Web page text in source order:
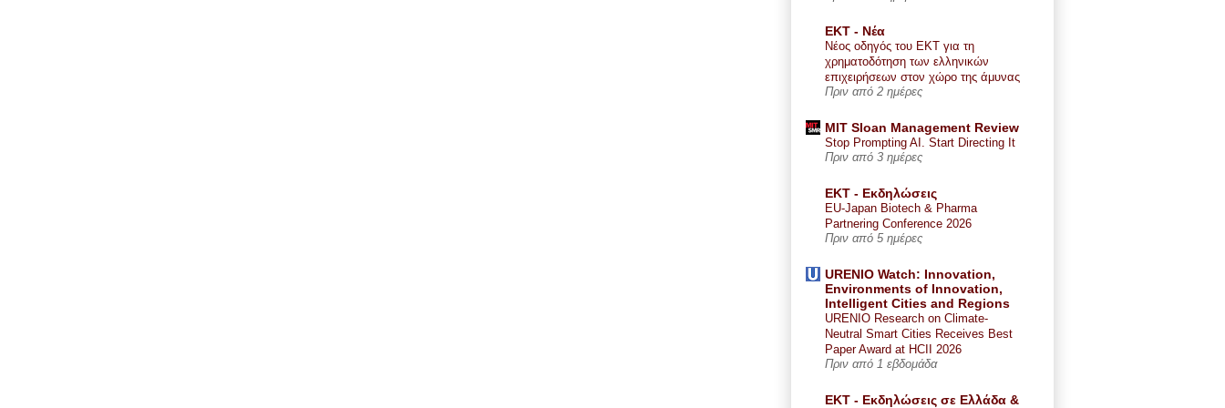
ΕΚΤ - Nέα
Νέος οδηγός του ΕΚΤ για τη
χρηματοδότηση των ελληνικών
επιχειρήσεων στον χώρο της άμυνας
Πριν από 2 ημέρες
MIT Sloan Management Review
Stop Prompting AI. Start Directing It
Πριν από 3 ημέρες
ΕΚΤ - Εκδηλώσεις
EU-Japan Biotech & Pharma
Partnering Conference 2026
Πριν από 5 ημέρες
URENIO Watch: Innovation,
Environments of Innovation,
Intelligent Cities and Regions
URENIO Research on Climate-
Neutral Smart Cities Receives Best
Paper Award at HCII 2026
Πριν από 1 εβδομάδα
ΕΚΤ - Εκδηλώσεις σε Ελλάδα &